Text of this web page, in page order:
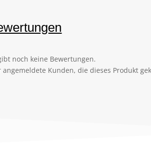
noch keine Bewertungen.
angemeldete Kunden, die dieses Produkt